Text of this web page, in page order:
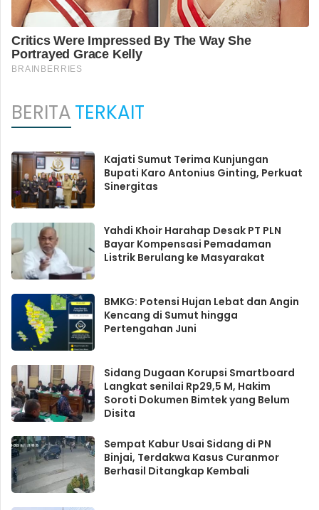
BERITATERKAIT
Kajati Sumut Terima Kunjungan
Bupati Karo Antonius Ginting, Perkuat
Sinergitas
Yahdi Khoir Harahap Desak PT PLN
Bayar Kompensasi Pemadaman
Listrik Berulang ke Masyarakat
BMKG: Potensi Hujan Lebat dan Angin
Kencang di Sumut hingga
Pertengahan Juni
Sidang Dugaan Korupsi Smartboard
Langkat senilai Rp29,5 M, Hakim
Soroti Dokumen Bimtek yang Belum
Disita
Sempat Kabur Usai Sidang di PN
Binjai, Terdakwa Kasus Curanmor
Berhasil Ditangkap Kembali